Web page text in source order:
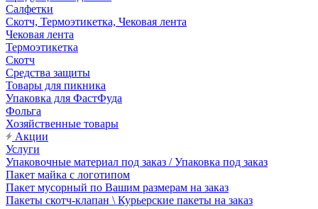
Салфетки
Скотч, Термоэтикетка, Чековая лента
Чековая лента
Термоэтикетка
Скотч
Средства защиты
Товары для пикника
Упаковка для ФастФуда
Фольга
Хозяйственные товары
Акции
Услуги
Упаковочные материал под заказ / Упаковка под заказ
Пакет майка с логотипом
Пакет мусорный по Вашим размерам на заказ
Пакеты скотч-клапан \ Курьерские пакеты на заказ